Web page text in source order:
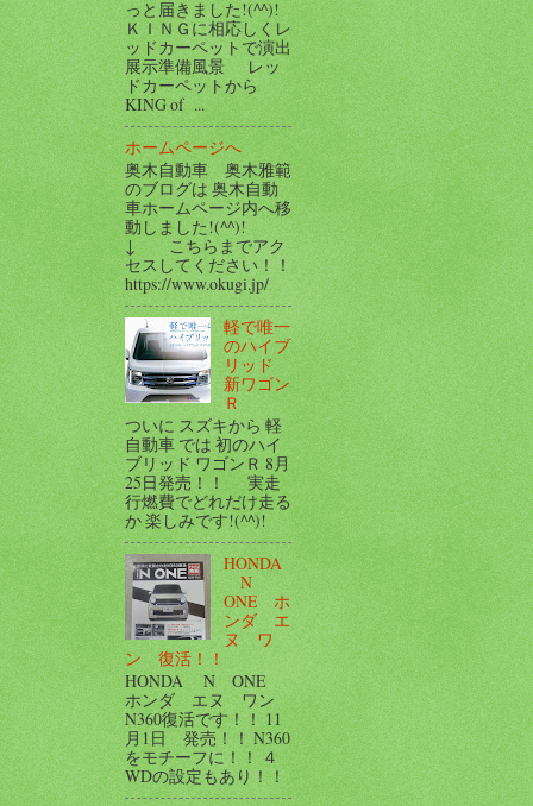
っと届きました!(^^)!
ＫＩＮＧに相応しくレ
ッドカーペットで演出
展示準備風景 レッ
ドカーペットから
KING of ...
ホームページへ
奥木自動車 奥木雅範
のブログは 奥木自動
車ホームページ内へ移
動しました!(^^)!
↓ こちらまでアク
セスしてください！！
https://www.okugi.jp/
軽で唯一
のハイブ
リッド
新ワゴン
Ｒ
ついに スズキから 軽
自動車 では 初のハイ
ブリッド ワゴンＲ 8月
25日発売！！ 実走
行燃費でどれだけ走る
か 楽しみです!(^^)!
HONDA
N
ONE ホ
ンダ エ
ヌ ワ
ン 復活！！
HONDA N ONE
ホンダ エヌ ワン
N360復活です！！ 11
月1日 発売！！ N360
をモチーフに！！ ４
WDの設定もあり！！